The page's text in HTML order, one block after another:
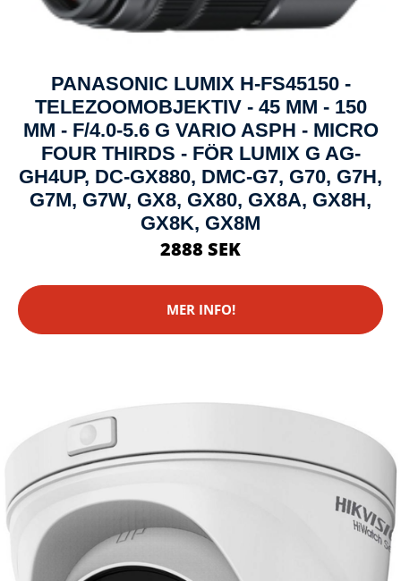
PANASONIC LUMIX H-FS45150 -
TELEZOOMOBJEKTIV - 45 MM - 150
MM - F/4.0-5.6 G VARIO ASPH - MICRO
FOUR THIRDS - FÖR LUMIX G AG-
GH4UP, DC-GX880, DMC-G7, G70, G7H,
G7M, G7W, GX8, GX80, GX8A, GX8H,
GX8K, GX8M
2888 SEK
MER INFO!